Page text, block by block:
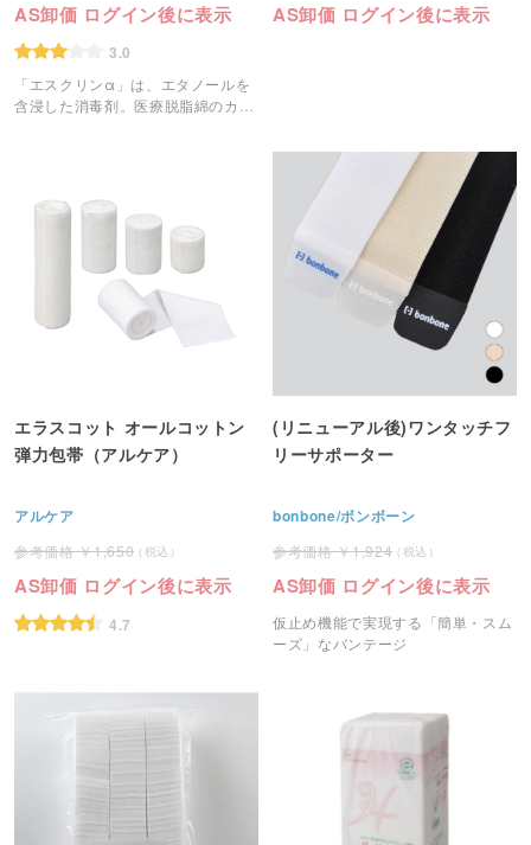
AS卸価 ログイン後に表示
3.0
「エスクリンα」は、エタノールを
含浸した消毒剤。医療脱脂綿のカッ
AS卸価 ログイン後に表示
エラスコット オールコットン
弾力包帯（アルケア）
アルケア
1,650
AS卸価 ログイン後に表示
4.7
(リニューアル後)ワンタッチフ
リーサポーター
bonbone/ボンボーン
1,924
AS卸価 ログイン後に表示
仮止め機能で実現する「簡単・スム
ーズ」なバンテージ